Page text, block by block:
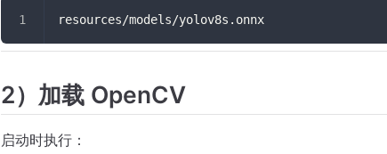
resources/models/yolov8s.onnx
2）加载 OpenCV
启动时执行：